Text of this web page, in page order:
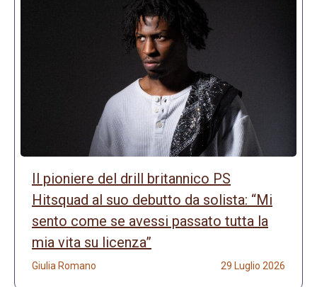
Il pioniere del drill britannico PS
Hitsquad al suo debutto da solista: “Mi
sento come se avessi passato tutta la
mia vita su licenza”
Giulia Romano 29 Luglio 2026